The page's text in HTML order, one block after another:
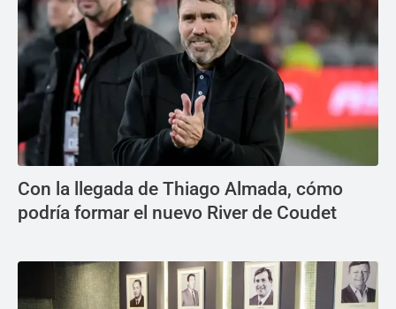
Con la llegada de Thiago Almada, cómo
podría formar el nuevo River de Coudet